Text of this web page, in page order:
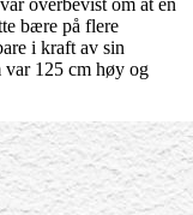
overbevist om at en
bære på flere
i kraft av sin
var 125 cm høy og